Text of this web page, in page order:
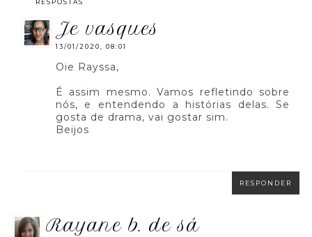
je vasques
13/01/2020, 08:01
Oie Rayssa,
É assim mesmo. Vamos refletindo sobre
nós, e entendendo a histórias delas. Se
gosta de drama, vai gostar sim.
Beijos
RESPONDER
rayane b. de sá